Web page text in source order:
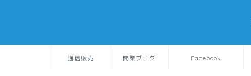
通信販売 開業ブログ Facebook